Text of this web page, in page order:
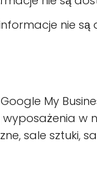
nie są
My
w
sale sztuki,